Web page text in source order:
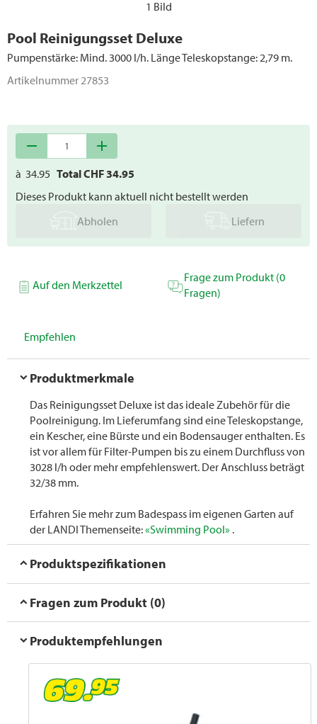
1 Bild
Pool Reinigungsset Deluxe
Pumpenstärke: Mind. 3000 l/h. Länge Teleskopstange: 2,79 m.
Artikelnummer27853
remove add
à 34.95 Total CHF34.95
Dieses Produkt kann aktuell nicht bestellt werden
Abholen
Liefern
Auf den Merkzettel
Frage zum Produkt (0
Fragen)
Empfehlen
Produktmerkmale
Das Reinigungsset Deluxe ist das ideale Zubehör für die
Poolreinigung. Im Lieferumfang sind eine Teleskopstange,
ein Kescher, eine Bürste und ein Bodensauger enthalten. Es
ist vor allem für Filter-Pumpen bis zu einem Durchfluss von
3028 l/h oder mehr empfehlenswert. Der Anschluss beträgt
32/38 mm.
Erfahren Sie mehr zum Badespass im eigenen Garten auf
der LANDI Themenseite:«Swimming Pool» .
Produktspezifikationen
Fragen zum Produkt (0)
Produktempfehlungen